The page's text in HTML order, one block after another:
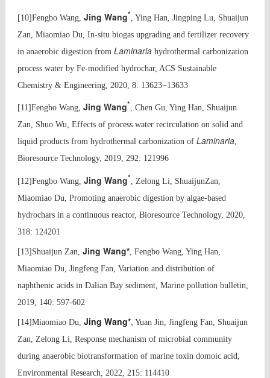
[10]Fengbo Wang, Jing Wang* , Ying Han, Jingping Lu, Shuaijun
Zan, Miaomiao Du, In-situ biogas upgrading and fertilizer recovery
in anaerobic digestion from Laminariahydrothermal carbonization
process water by Fe-modified hydrochar, ACS Sustainable
Chemistry & Engineering, 2020, 8: 13623−13633
[11]Fengbo Wang, Jing Wang*, Chen Gu, Ying Han, Shuaijun
Zan, Shuo Wu, Effects of process water recirculation on solid and
liquid products from hydrothermal carbonization of Laminaria,
Bioresource Technology, 2019, 292: 121996
[12]Fengbo Wang, Jing Wang* , Zelong Li, ShuaijunZan,
Miaomiao Du, Promoting anaerobic digestion by algae-based
hydrochars in a continuous reactor, Bioresource Technology, 2020,
318: 124201
[13]Shuaijun Zan, Jing Wang*, Fengbo Wang, Ying Han,
Miaomiao Du, Jingfeng Fan, Variation and distribution of
naphthenic acids in Dalian Bay sediment, Marine pollution bulletin,
2019, 140: 597-602
[14]Miaomiao Du, Jing Wang*, Yuan Jin, Jingfeng Fan, Shuaijun
Zan, Zelong Li, Response mechanism of microbial community
during anaerobic biotransformation of marine toxin domoic acid,
Environmental Research, 2022, 215: 114410